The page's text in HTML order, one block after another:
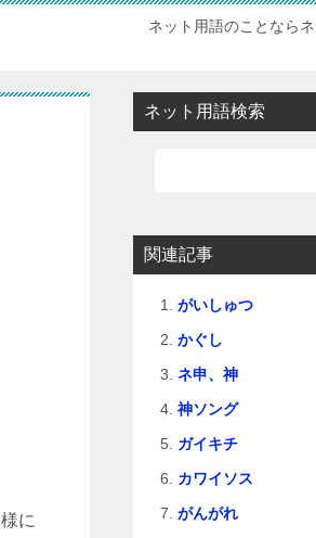
ネット用語のことなら
に
ネット用語検索
関連記事
がいしゅつ
かぐし
ネ申、神
神ソング
ガイキチ
カワイソス
がんがれ